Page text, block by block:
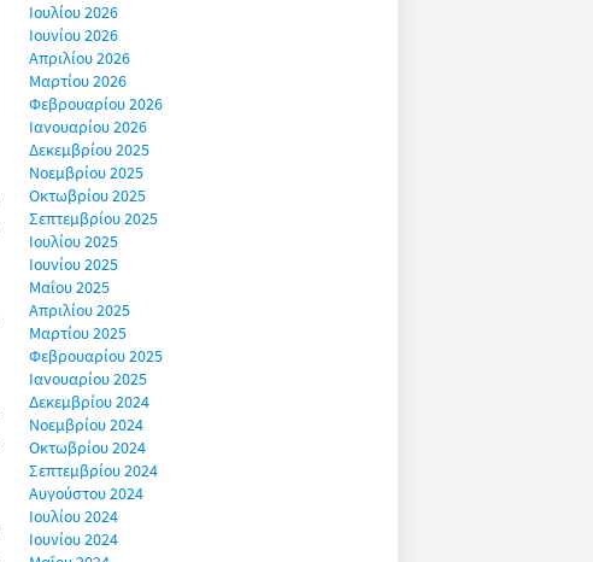
Ιουλίου 2026
Ιουνίου 2026
Απριλίου 2026
Μαρτίου 2026
Φεβρουαρίου 2026
Ιανουαρίου 2026
Δεκεμβρίου 2025
Νοεμβρίου 2025
Οκτωβρίου 2025
Σεπτεμβρίου 2025
Ιουλίου 2025
Ιουνίου 2025
Μαΐου 2025
Απριλίου 2025
Μαρτίου 2025
Φεβρουαρίου 2025
Ιανουαρίου 2025
Δεκεμβρίου 2024
Νοεμβρίου 2024
Οκτωβρίου 2024
Σεπτεμβρίου 2024
Αυγούστου 2024
Ιουλίου 2024
Ιουνίου 2024